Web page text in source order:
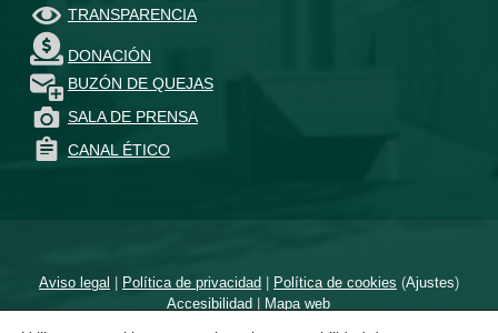
TRANSPARENCIA
DONACIÓN
BUZÓN DE QUEJAS
SALA DE PRENSA
CANAL ÉTICO
Aviso legal | Política de privacidad| Política de cookies (Ajustes)
Accesibilidad | Mapa web